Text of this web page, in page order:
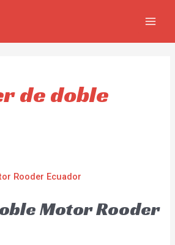
de doble
Motor Rooder